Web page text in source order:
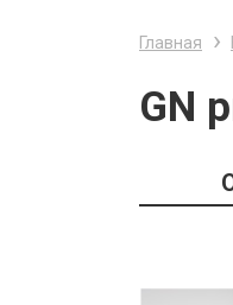
Джерсі
Главная
GN